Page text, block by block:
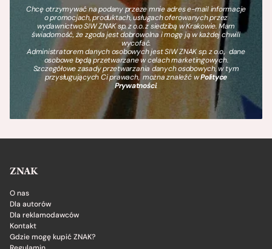
Chcę otrzymywać na podany przeze mnie adres e-mail informacje
o promocjach, produktach, usługach oferowanych przez
wydawnictwo SIW ZNAK sp. z o.o. z siedzibą w Krakowie. Mam
świadomość, że zgoda jest dobrowolna i mogę ją w każdej chwili
wycofać.
Administratorem danych osobowych jest SIW ZNAK sp. z o.o., dane
osobowe będą przetwarzane w celach marketingowych.
Szczegółowe zasady przetwarzania danych osobowych, w tym
przysługujących Ci prawach, można znaleźć wPolityce
Prywatności.
ZNAK
O nas
Dla autorów
Dla reklamodawców
Kontakt
Gdzie mogę kupić ZNAK?